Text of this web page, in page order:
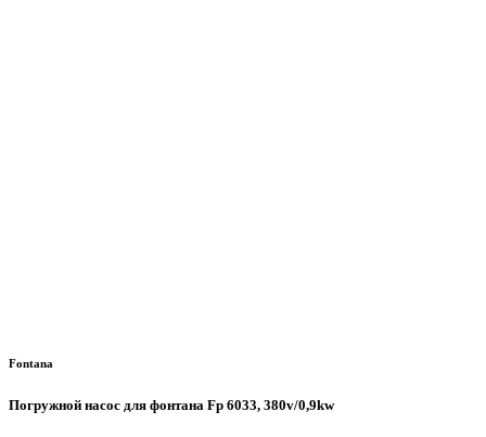
Fontana
Погружной насос для фонтана Fp 6033, 380v/0,9kw